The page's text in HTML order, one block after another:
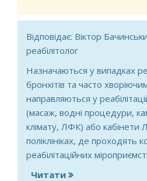
Відповідає: Віктор
реабілітолог
Назначаються у випадках
бронхітів та часто
направляються у
(масаж, водні процедури,
клімату, ЛФК) або
поліклініках, де проходять
реабілітаційних
Читати про У яких